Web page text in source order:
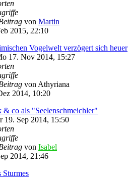
von Martin
2015, 22:10
Vogelwelt verzögert sich heuer
17. Nov 2014, 15:27
von Athyriana
2014, 10:20
& co als "Seelenschmeichler"
19. Sep 2014, 15:50
von Isabel
2014, 21:46
Sturmes